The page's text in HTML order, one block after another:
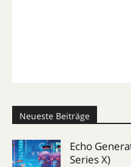
Neueste Beiträge
Echo
Series X)